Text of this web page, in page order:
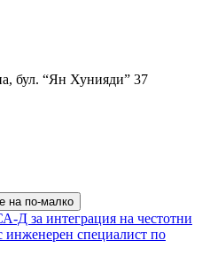
бул. “Ян Хунияди” 37
на по-малко
Д за интеграция на честотни
инженерен специалист по